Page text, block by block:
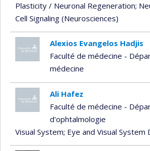
Plasticity / Neuronal Regeneration;
Cell Signaling (Neurosciences)
Alexios Evangelos Hadjis
Faculté de médecine -
médecine
Ali Hafez
Faculté de médecine -
d'ophtalmologie
Visual System; Eye and Visual System